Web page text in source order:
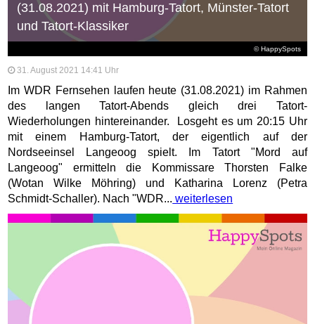
© HappySpots
(31.08.2021) mit Hamburg-Tatort, Münster-Tatort
und Tatort-Klassiker
31. August 2021 14:41 Uhr
Im WDR Fernsehen laufen heute (31.08.2021) im Rahmen
des langen Tatort-Abends gleich drei Tatort-
Wiederholungen hintereinander. Losgeht es um 20:15 Uhr
mit einem Hamburg-Tatort, der eigentlich auf der
Nordseeinsel Langeoog spielt. Im Tatort "Mord auf
Langeoog" ermitteln die Kommissare Thorsten Falke
(Wotan Wilke Möhring) und Katharina Lorenz (Petra
Schmidt-Schaller). Nach "WDR... weiterlesen